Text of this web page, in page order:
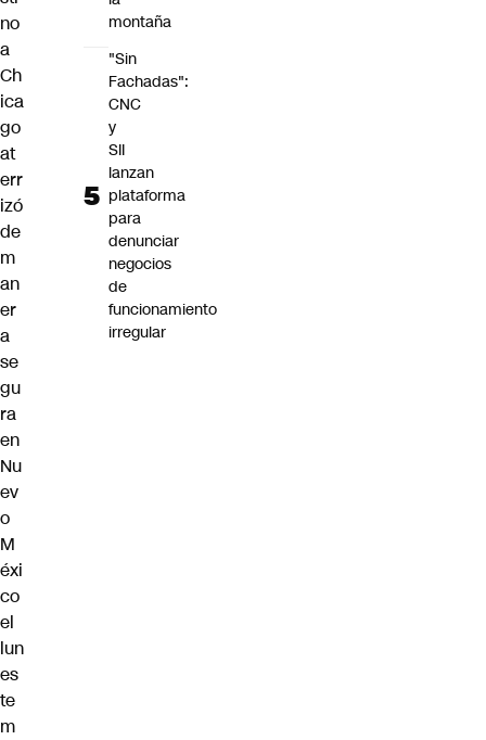
no
a
Ch
ica
go
at
err
izó
de
m
an
er
a
se
gu
ra
en
Nu
ev
o
M
éxi
co
el
lun
es
te
m
montaña
"Sin
Fachadas":
CNC
y
SII
lanzan
plataforma
para
denunciar
negocios
de
funcionamiento
irregular